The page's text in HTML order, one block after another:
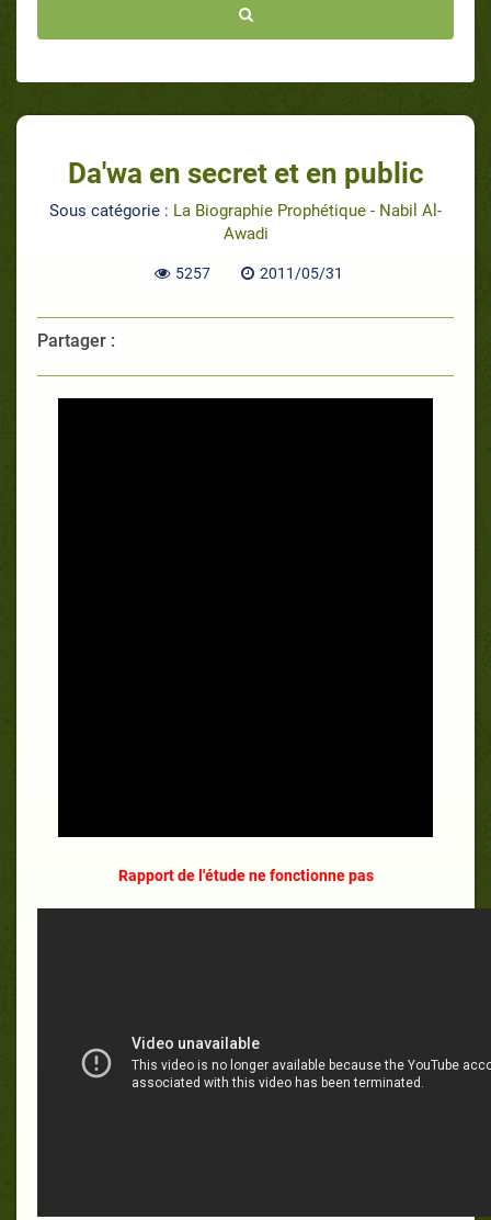
Da'wa en secret et en public
Sous catégorie : La Biographie Prophétique - Nabil Al-
Awadi
5257 2011/05/31
Partager :
Rapport de l'étude ne fonctionne pas